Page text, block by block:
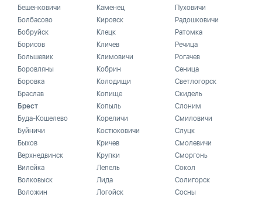
Бешенковичи
Болбасово
Бобруйск
Борисов
Большевик
Боровляны
Боровка
Браслав
Брест
Буда-Кошелево
Буйничи
Быхов
Верхнедвинск
Вилейка
Волковыск
Воложин
Каменец
Кировск
Клецк
Кличев
Климовичи
Кобрин
Колодищи
Копище
Копыль
Кореличи
Костюковичи
Кричев
Крупки
Лепель
Лида
Логойск
Пуховичи
Радошковичи
Ратомка
Речица
Рогачев
Сеница
Светлогорск
Скидель
Слоним
Смиловичи
Слуцк
Смолевичи
Сморгонь
Сокол
Солигорск
Сосны